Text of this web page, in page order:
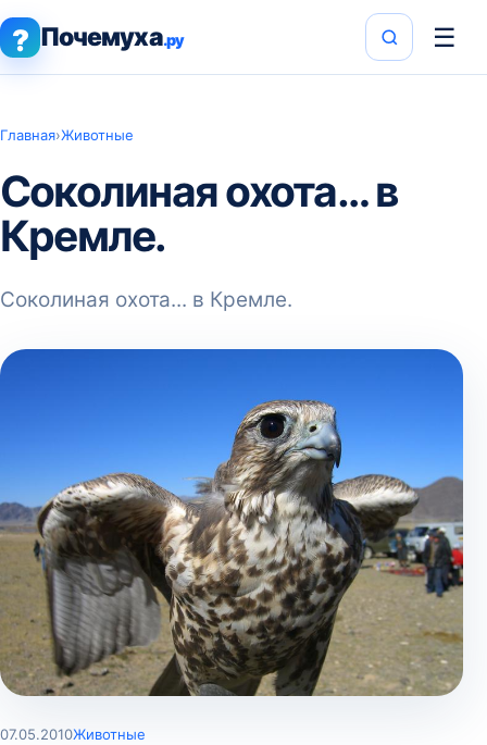
? Почемуха.ру ☰
Главная›Животные
Соколиная охота… в
Кремле.
Соколиная охота... в Кремле.
07.05.2010Животные